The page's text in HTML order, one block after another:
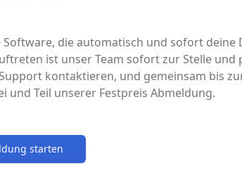
die automatisch und sofort deine
ist unser Team sofort zur Stelle und
kontaktieren, und gemeinsam bis
und Teil unserer Festpreis Abmeldung.
starten